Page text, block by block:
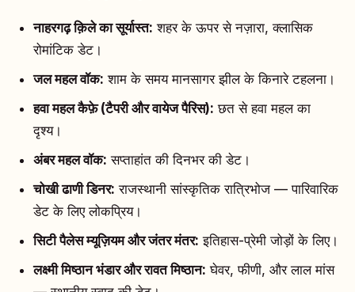
नाहरगढ़ क़िले का सूर्यास्त: शहर के ऊपर से नज़ारा, क्लासिक
रोमांटिक डेट।
जल महल वॉक: शाम के समय मानसागर झील के किनारे टहलना।
हवा महल कैफ़े (टैपरी और वायेज पैरिस): छत से हवा महल का
दृश्य।
अंबर महल वॉक: सप्ताहांत की दिनभर की डेट।
चोखी ढाणी डिनर: राजस्थानी सांस्कृतिक रात्रिभोज — पारिवारिक
डेट के लिए लोकप्रिय।
सिटी पैलेस म्यूज़ियम और जंतर मंतर: इतिहास-प्रेमी जोड़ों के लिए।
लक्ष्मी मिष्ठान भंडार और रावत मिष्ठान: घेवर, फीणी, और लाल मांस